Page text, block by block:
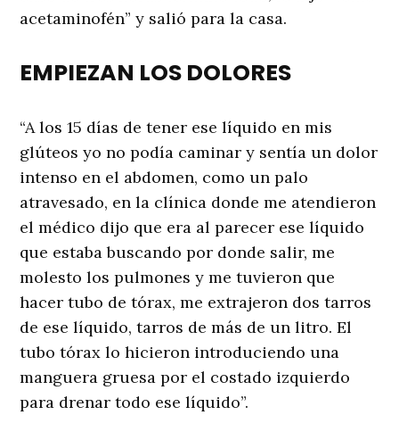
acetaminofén” y salió para la casa.
EMPIEZAN LOS DOLORES
“A los 15 días de tener ese líquido en mis
glúteos yo no podía caminar y sentía un dolor
intenso en el abdomen, como un palo
atravesado, en la clínica donde me atendieron
el médico dijo que era al parecer ese líquido
que estaba buscando por donde salir, me
molesto los pulmones y me tuvieron que
hacer tubo de tórax, me extrajeron dos tarros
de ese líquido, tarros de más de un litro. El
tubo tórax lo hicieron introduciendo una
manguera gruesa por el costado izquierdo
para drenar todo ese líquido”.